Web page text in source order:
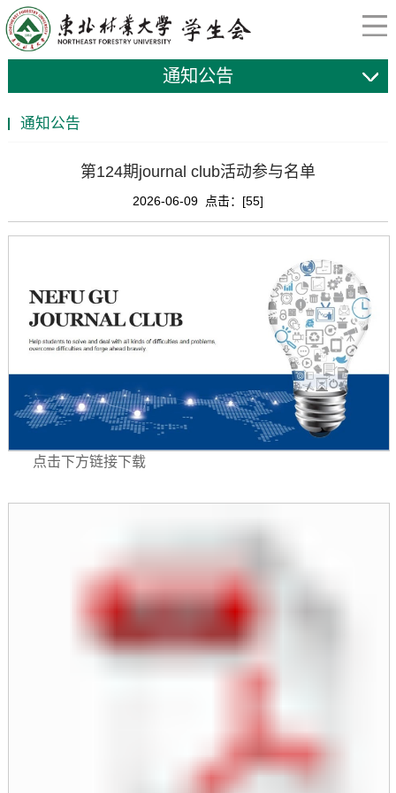
通知公告
通知公告
第124期journal club活动参与名单
2026-06-09 点击：[55]
点击下方链接下载